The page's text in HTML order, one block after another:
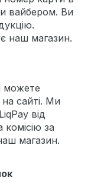
вайбером. Ви
наш магазин.
можете
сайті. Ми
від
за
магазин.